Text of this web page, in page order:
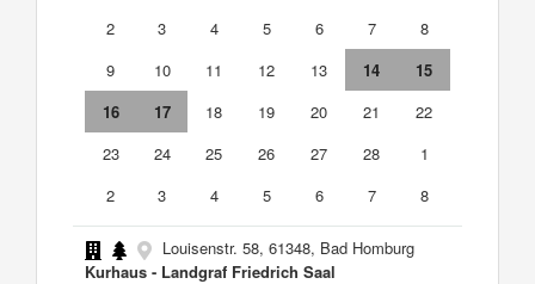
2
3 4 5 6 7
8
9
10 11 12 13 14
15
16
17 18 19 20 21
22
23
24 25 26 27 28
1
2
3 4 5 6 7 8
Louisenstr. 58, 61348, Bad Homburg
Kurhaus - Landgraf Friedrich Saal